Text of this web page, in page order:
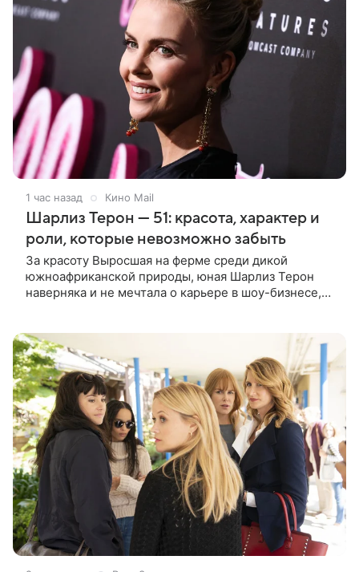
1 час назад Кино Mail
Шарлиз Терон — 51: красота, характер и
роли, которые невозможно забыть
За красоту Выросшая на ферме среди дикой
южноафриканской природы, юная Шарлиз Терон
наверняка и не мечтала о карьере в шоу-бизнесе,